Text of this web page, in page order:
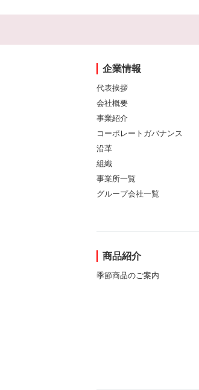
企業情報
代表挨拶
会社概要
事業紹介
コーポレートガバナンス
沿革
組織
事業所一覧
グループ会社一覧
商品紹介
季節商品のご案内